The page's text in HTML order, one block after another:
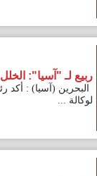
الخلل البنيوي
: أكد رئيس